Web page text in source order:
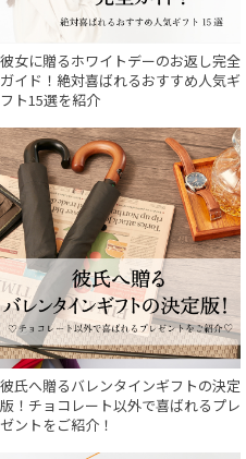
彼女に贈るホワイトデーのお返し完全
ガイド！絶対喜ばれるおすすめ人気ギ
フト15選を紹介
彼氏へ贈るバレンタインギフトの決定
版！チョコレート以外で喜ばれるプレ
ゼントをご紹介！